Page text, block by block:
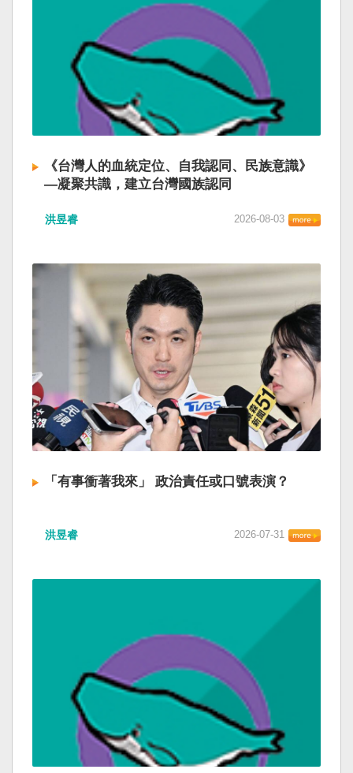
《台灣人的血統定位、自我認同、民族意識》
—凝聚共識，建立台灣國族認同
洪昱睿 2026-08-03
「有事衝著我來」 政治責任或口號表演？
洪昱睿 2026-07-31